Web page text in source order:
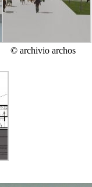
© archivio archos